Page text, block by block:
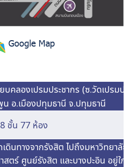
Google Map
บคลองเปรมประชากร (ซ.วัดเปรมปร
น อ.เมืองปทุมธานี จ.ปทุมธานี
ชั้น 77 ห้อง
เดินทางจากรังสิต ไปถึงมหาวิทยาลัย
สตร์ ศูนย์รังสิต และบางปะอิน อยู่ใก